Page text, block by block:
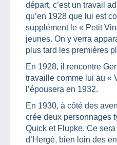
départ, c’est un travail
qu’en 1928 que lui est
supplément le « Petit
jeunes. On y verra
plus tard les premières
En 1928, il rencontre
travaille comme lui au «
l’épousera en 1932.
En 1930, à côté des
crée deux personnages
Quick et Flupke. Ce
d’Hergé, bien loin des